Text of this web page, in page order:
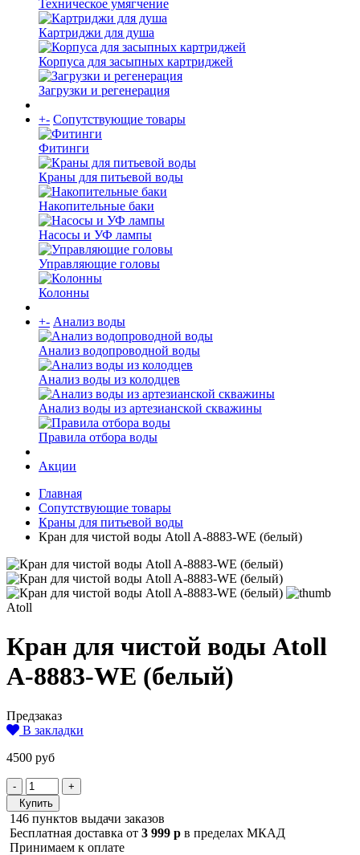
Техническое умягчение
Картриджи для душа
Корпуса для засыпных картриджей
Загрузки и регенерация
+- Сопутствующие товары
Фитинги
Краны для питьевой воды
Накопительные баки
Насосы и УФ лампы
Управляющие головы
Колонны
+- Анализ воды
Анализ водопроводной воды
Анализ воды из колодцев
Анализ воды из артезианской скважины
Правила отбора воды
Акции
Главная
Сопутствующие товары
Краны для питьевой воды
Кран для чистой воды Atoll A-8883-WE (белый)
Atoll
Кран для чистой воды Atoll
A-8883-WE (белый)
Предзаказ
В закладки
4500 руб
-
+
Купить
146 пунктов выдачи заказов
Бесплатная доставка от 3 999 р в пределах МКАД
Принимаем к оплате